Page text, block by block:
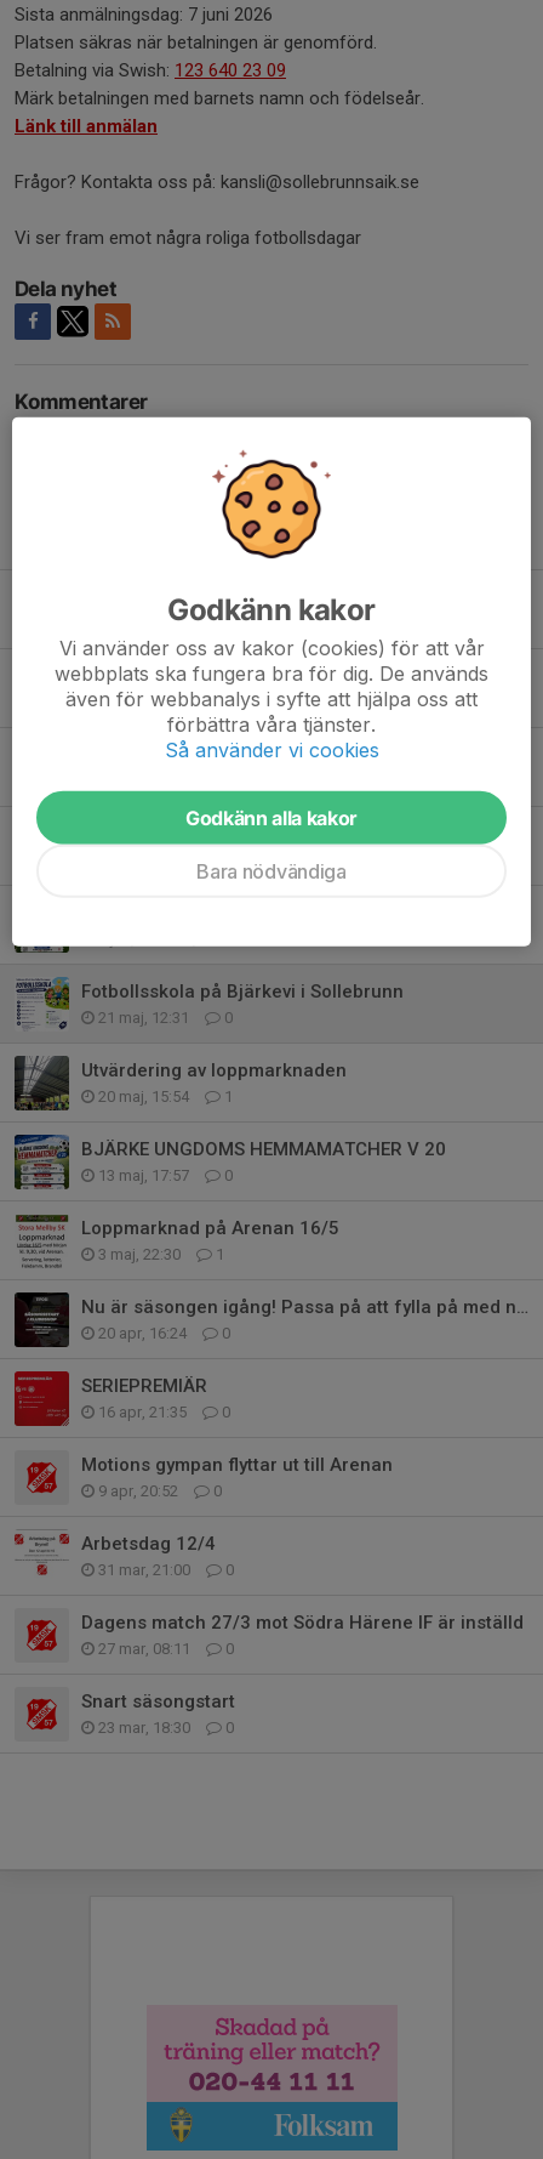
Sista anmälningsdag: 7 juni 2026
Platsen säkras när betalningen är genomförd.
Betalning via Swish: 123 640 23 09
Märk betalningen med barnets namn och födelseår.
Länk till anmälan
Frågor? Kontakta oss på: kansli@sollebrunnsaik.se
Vi ser fram emot några roliga fotbollsdagar
Dela nyhet
Kommentarer
Fotbollens dag!
28 jun, 13:38 0
Match inställd
25 jun, 18:00 0
Midsommarfirande på Brynet
Fotbollsskola på Bjärkevi i Sollebrunn
21 maj, 12:31 0
Utvärdering av loppmarknaden
20 maj, 15:54 1
BJÄRKE UNGDOMS HEMMAMATCHER V 20
13 maj, 17:57 0
Loppmarknad på Arenan 16/5
3 maj, 22:30 1
Nu är säsongen igång! Passa på att fylla på med nya kläder!
20 apr, 16:24 0
SERIEPREMIÄR
16 apr, 21:35 0
Motions gympan flyttar ut till Arenan
9 apr, 20:52 0
Arbetsdag 12/4
31 mar, 21:00 0
Dagens match 27/3 mot Södra Härene IF är inställd
27 mar, 08:11 0
Snart säsongstart
23 mar, 18:30 0
Godkänn kakor
Vi använder oss av kakor (cookies) för att vår
webbplats ska fungera bra för dig. De används
även för webbanalys i syfte att hjälpa oss att
förbättra våra tjänster.
Så använder vi cookies
Godkänn alla kakor
Bara nödvändiga